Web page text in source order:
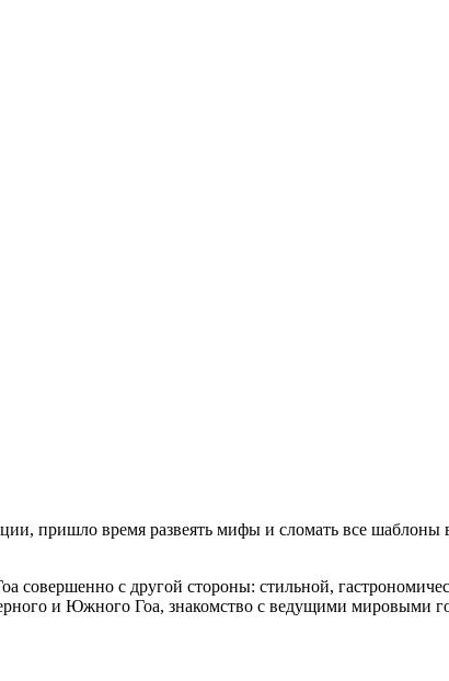
пришло время развеять мифы и сломать все
совершенно с другой стороны: стильной,
и Южного Гоа, знакомство с ведущими мировыми